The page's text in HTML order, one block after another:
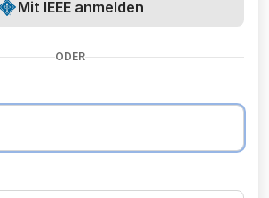
Mit IEEE anmelden
ODER